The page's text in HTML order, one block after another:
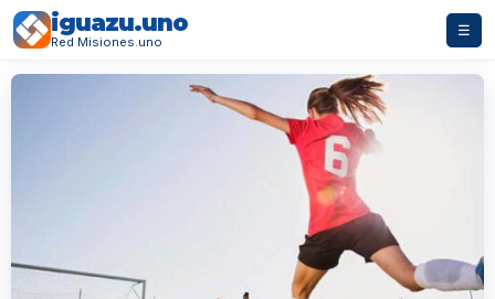
iguazu.uno
Red Misiones.uno
☰